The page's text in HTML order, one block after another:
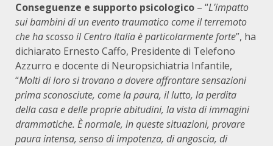
Conseguenze e supporto psicologico – “L’impatto
sui bambini di un evento traumatico come il terremoto
che ha scosso il Centro Italia è particolarmente forte”, ha
dichiarato Ernesto Caffo, Presidente di Telefono
Azzurro e docente di Neuropsichiatria Infantile,
“Molti di loro si trovano a dovere affrontare sensazioni
prima sconosciute, come la paura, il lutto, la perdita
della casa e delle proprie abitudini, la vista di immagini
drammatiche. È normale, in queste situazioni, provare
paura intensa, senso di impotenza, di angoscia, di